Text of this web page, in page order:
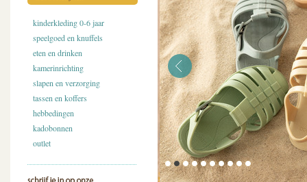
kinderkleding 0-6 jaar
speelgoed en knuffels
eten en drinken
kamerinrichting
slapen en verzorging
tassen en koffers
hebbedingen
kadobonnen
outlet